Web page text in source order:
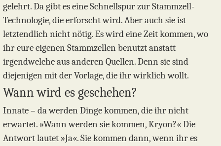
gelehrt. Da gibt es eine Schnellspur zur Stammzell-
Technologie, die erforscht wird. Aber auch sie ist
letztendlich nicht nötig. Es wird eine Zeit kommen, wo
ihr eure eigenen Stammzellen benutzt anstatt
irgendwelche aus anderen Quellen. Denn sie sind
diejenigen mit der Vorlage, die ihr wirklich wollt.
Wann wird es geschehen?
Innate – da werden Dinge kommen, die ihr nicht
erwartet. »Wann werden sie kommen, Kryon?« Die
Antwort lautet »Ja«. Sie kommen dann, wenn ihr es